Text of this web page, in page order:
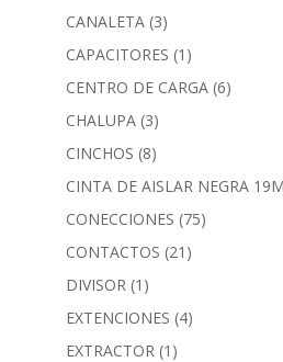
CANALETA (3)
CAPACITORES (1)
CENTRO DE CARGA (6)
CHALUPA (3)
CINCHOS (8)
CINTA DE AISLAR NEGRA
CONECCIONES (75)
CONTACTOS (21)
DIVISOR (1)
EXTENCIONES (4)
EXTRACTOR (1)